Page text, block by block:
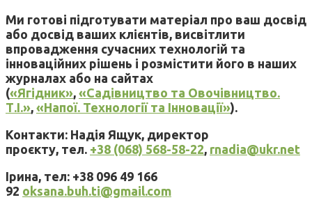
Ми готові підготувати матеріал про ваш досвід
або досвід ваших клієнтів, висвітлити
впровадження сучасних технологій та
інноваційних рішень і розмістити його в наших
журналах або на сайтах
(«Ягідник», «Садівництво та Овочівництво.
Т.І.», «Напої. Технології та Інновації»).
Контакти: Надія Ящук, директор
проєкту, тел. +38 (068) 568-58-22, rnadia@ukr.net
Ірина, тел: +38 096 49 166
92 oksana.buh.ti@gmail.com